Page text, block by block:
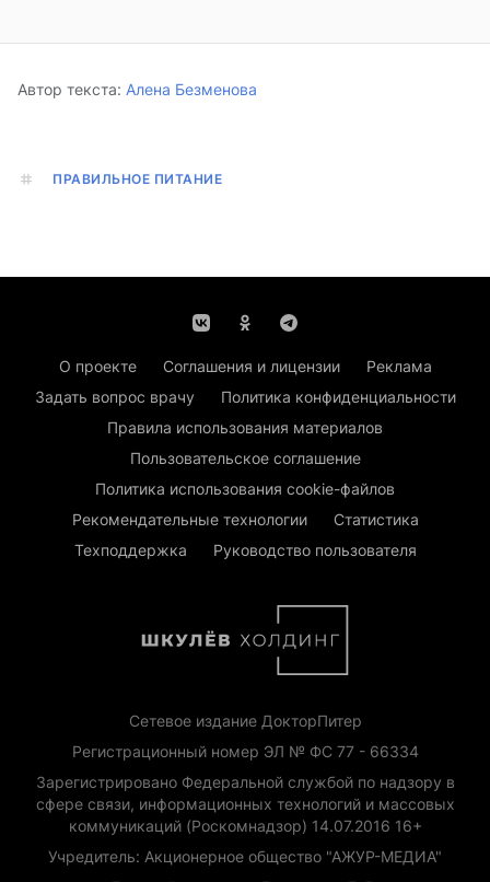
Автор текста: Алена Безменова
ПРАВИЛЬНОЕ ПИТАНИЕ
О проекте Соглашения и лицензии
Реклама
Задать вопрос врачу
Политика конфиденциальности
Правила использования материалов
Пользовательское соглашение
Политика использования cookie-файлов
Рекомендательные технологии
Статистика
Техподдержка
Руководство пользователя
Сетевое издание ДокторПитер
Регистрационный номер ЭЛ № ФС 77 - 66334
Зарегистрировано Федеральной службой по надзору в
сфере связи, информационных технологий и массовых
коммуникаций (Роскомнадзор) 14.07.2016 16+
Учредитель: Акционерное общество "АЖУР-МЕДИА"